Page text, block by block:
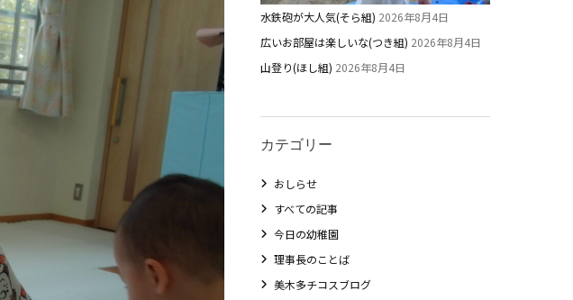
水鉄砲が大人気(そら組) 2026年8月4日
広いお部屋は楽しいな(つき組) 2026年8月4日
山登り(ほし組) 2026年8月4日
カテゴリー
おしらせ
すべての記事
今日の幼稚園
理事長のことば
美木多チコスブログ